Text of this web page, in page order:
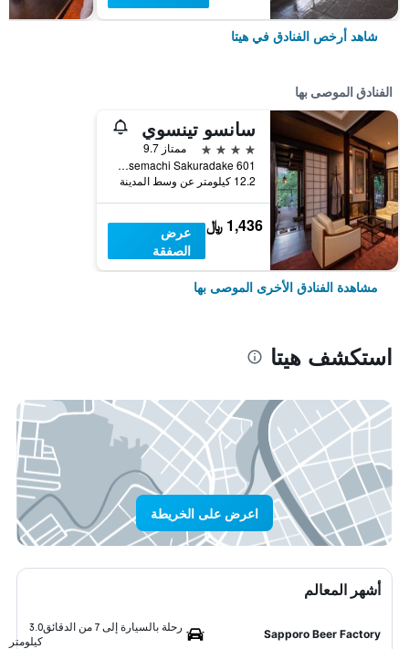
شاهد أرخص الفنادق في هيتا
الفنادق الموصى بها
سانسو تينسوي
4 نجوم
ممتاز 9.7
601 Amagasemachi Sakuradake, هيتا, اليابان
12.2 كيلومتر عن وسط المدينة
1,436 ﷼
عرض
الصفقة
مشاهدة الفنادق الأخرى الموصى بها
استكشف هيتا
اعرض على الخريطة
أشهر المعالم
Sapporo Beer Factory
رحلة بالسيارة إلى 7 من الدقائق
3.0
كيلومتر